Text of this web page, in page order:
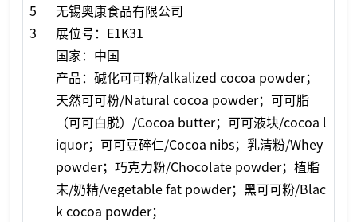
5
3
无锡奥康食品有限公司
展位号：E1K31
国家：中国
产品：碱化可可粉/alkalized cocoa powder；
天然可可粉/Natural cocoa powder；可可脂
（可可白脱）/Cocoa butter；可可液块/cocoa l
iquor；可可豆碎仁/Cocoa nibs；乳清粉/Whey
powder；巧克力粉/Chocolate powder；植脂
末/奶精/vegetable fat powder；黑可可粉/Blac
k cocoa powder；